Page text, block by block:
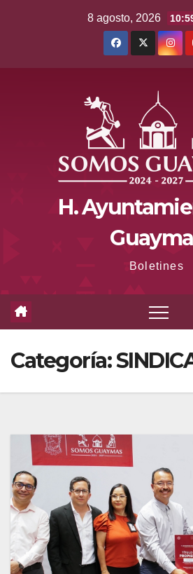
8 agosto, 2026
H.
Boletines
Categoría: